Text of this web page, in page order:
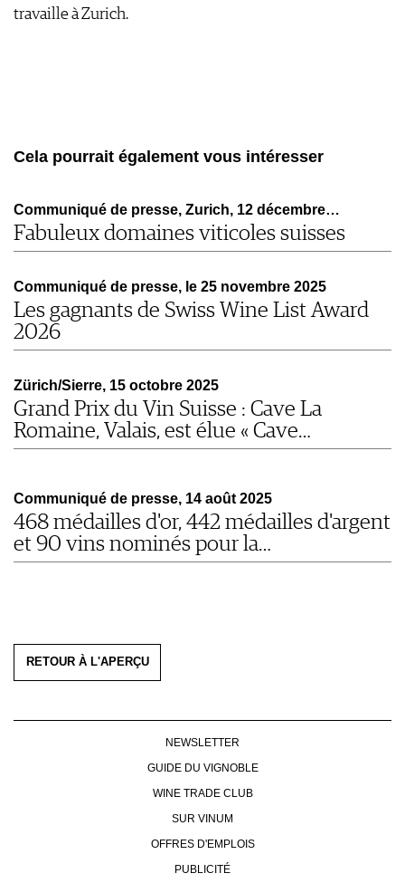
travaille à Zurich.
Cela pourrait également vous intéresser
Communiqué de presse, Zurich, 12 décembre…
Fabuleux domaines viticoles suisses
Communiqué de presse, le 25 novembre 2025
Les gagnants de Swiss Wine List Award
2026
Zürich/Sierre, 15 octobre 2025
Grand Prix du Vin Suisse : Cave La
Romaine, Valais, est élue « Cave…
Communiqué de presse, 14 août 2025
468 médailles d'or, 442 médailles d'argent
et 90 vins nominés pour la…
RETOUR À L'APERÇU
NEWSLETTER
GUIDE DU VIGNOBLE
WINE TRADE CLUB
SUR VINUM
OFFRES D'EMPLOIS
PUBLICITÉ